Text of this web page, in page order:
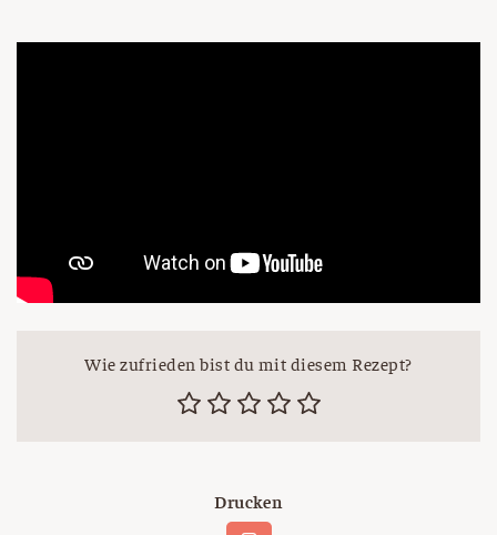
Wie zufrieden bist du mit diesem Rezept?
Drucken